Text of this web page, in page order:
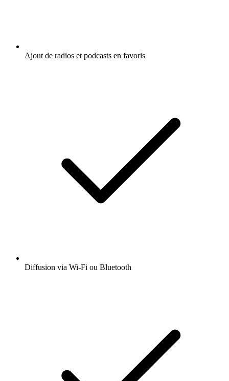
Ajout de radios et podcasts en favoris
Diffusion via Wi-Fi ou Bluetooth